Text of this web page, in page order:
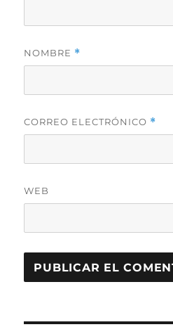
NOMBRE *
CORREO ELECTRÓNICO *
WEB